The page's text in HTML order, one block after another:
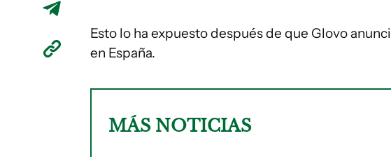
Esto lo ha expuesto después de que Glovo
en España.
MÁS NOTICIAS